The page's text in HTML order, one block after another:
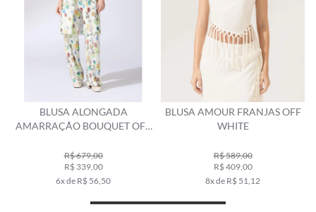
BLUSA ALONGADA
AMARRAÇÃO BOUQUET OFF
R$ 679,00
R$ 339,00
6x de R$ 56,50
BLUSA AMOUR FRANJAS OFF
WHITE
R$ 589,00
R$ 409,00
8x de R$ 51,12